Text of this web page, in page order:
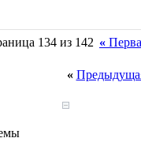
134 из 142 «
«